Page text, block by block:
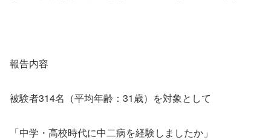
報告内容
被験者314名（平均年齢：31歳）を対象として
「中学・高校時代に中二病を経験しましたか」